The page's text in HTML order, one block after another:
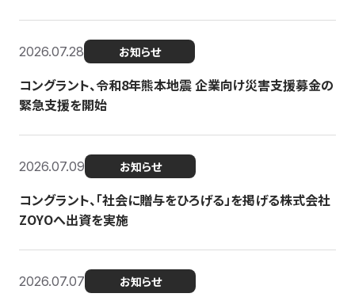
2026.07.28 お知らせ
コングラント、令和8年熊本地震 企業向け災害支援募金の
緊急支援を開始
2026.07.09 お知らせ
コングラント、「社会に贈与をひろげる」を掲げる株式会社
ZOYOへ出資を実施
2026.07.07 お知らせ